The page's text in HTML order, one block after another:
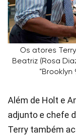
Os atores
Beatriz (Rosa
"Brooklyn
Além de Holt e
adjunto e chefe
Terry também